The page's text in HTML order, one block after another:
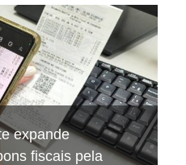
expande
fiscais pela
de
no Hospital São
mas a
continua a